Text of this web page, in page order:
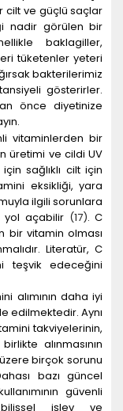
cilt ve güçlü saçlar
nadir görülen bir
baklagiller,
tüketenler yeteri
bakterilerimiz
gösterirler.
önce diyetinize
vitaminlerden bir
üretimi ve cildi UV
sağlıklı cilt için
eksikliği, yara
ilgili sorunlara
yol açabilir (17). C
bir vitamin olması
Literatür, C
teşvik edeceğini
alımının daha iyi
edilmektedir. Aynı
takviyelerinin,
alınmasının
üzere birçok sorunu
bazı güncel
güvenli
bilişsel işlev ve